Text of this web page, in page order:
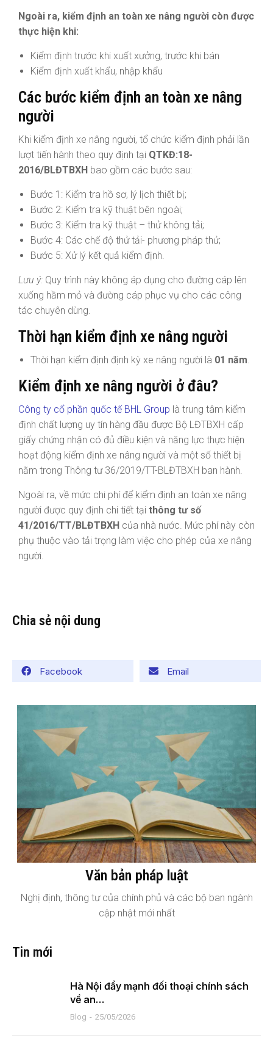
Ngoài ra, kiểm định an toàn xe nâng người còn được
thực hiện khi:
Kiểm định trước khi xuất xưởng, trước khi bán
Kiểm định xuất khẩu, nhập khẩu
Các bước kiểm định an toàn xe nâng
người
Khi kiểm định xe nâng người, tổ chức kiểm định phải lần
lượt tiến hành theo quy định tại QTKĐ:18-
2016/BLĐTBXH bao gồm các bước sau:
Bước 1: Kiểm tra hồ sơ, lý lịch thiết bị;
Bước 2: Kiểm tra kỹ thuật bên ngoài;
Bước 3: Kiểm tra kỹ thuật – thử không tải;
Bước 4: Các chế độ thử tải- phương pháp thử;
Bước 5: Xử lý kết quả kiểm định.
Lưu ý: Quy trình này không áp dụng cho đường cáp lên
xuống hầm mỏ và đường cáp phục vụ cho các công
tác chuyên dùng.
Thời hạn kiểm định xe nâng người
Thời hạn kiểm định định kỳ xe nâng người là 01 năm.
Kiểm định xe nâng người ở đâu?
Công ty cổ phần quốc tế BHL Group là trung tâm kiểm
định chất lượng uy tín hàng đầu được Bộ LĐTBXH cấp
giấy chứng nhận có đủ điều kiện và năng lực thực hiện
hoạt động kiểm định xe nâng người và một số thiết bị
nằm trong Thông tư 36/2019/TT-BLĐTBXH ban hành.
Ngoài ra, về mức chi phí để kiểm định an toàn xe nâng
người được quy định chi tiết tại thông tư số
41/2016/TT/BLĐTBXH của nhà nước. Mức phí này còn
phụ thuộc vào tải trọng làm việc cho phép của xe nâng
người.
Chia sẻ nội dung
Facebook Email
Văn bản pháp luật
Nghị định, thông tư của chính phủ và các bộ ban ngành
cập nhật mới nhất
Tin mới
Hà Nội đẩy mạnh đối thoại chính sách
về an…
Blog 25/05/2026